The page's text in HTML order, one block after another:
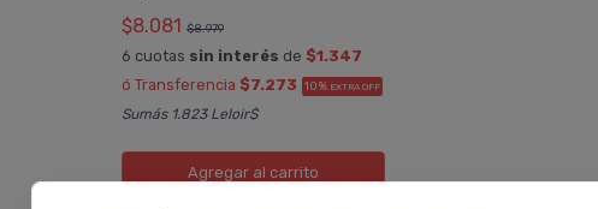
$8.081 $8.979
6 cuotas sin interés de $1.347
ó Transferencia $7.273 10% EXTRA OFF
Sumás 1.823 Leloir$
Agregar al carrito